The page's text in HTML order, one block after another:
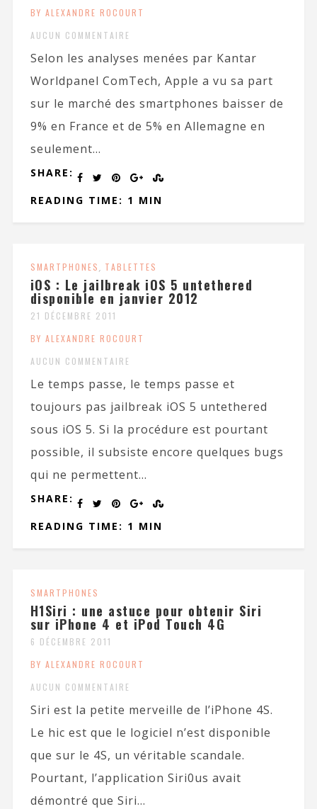
BY ALEXANDRE ROCOURT
AUCUN COMMENTAIRE
Selon les analyses menées par Kantar
Worldpanel ComTech, Apple a vu sa part
sur le marché des smartphones baisser de
9% en France et de 5% en Allemagne en
seulement...
SHARE:
READING TIME: 1 MIN
SMARTPHONES, TABLETTES
iOS : Le jailbreak iOS 5 untethered
disponible en janvier 2012
21 DÉCEMBRE 2011
BY ALEXANDRE ROCOURT
AUCUN COMMENTAIRE
Le temps passe, le temps passe et
toujours pas jailbreak iOS 5 untethered
sous iOS 5. Si la procédure est pourtant
possible, il subsiste encore quelques bugs
qui ne permettent...
SHARE:
READING TIME: 1 MIN
SMARTPHONES
H1Siri : une astuce pour obtenir Siri
sur iPhone 4 et iPod Touch 4G
6 DÉCEMBRE 2011
BY ALEXANDRE ROCOURT
AUCUN COMMENTAIRE
Siri est la petite merveille de l’iPhone 4S.
Le hic est que le logiciel n’est disponible
que sur le 4S, un véritable scandale.
Pourtant, l’application Siri0us avait
démontré que Siri...